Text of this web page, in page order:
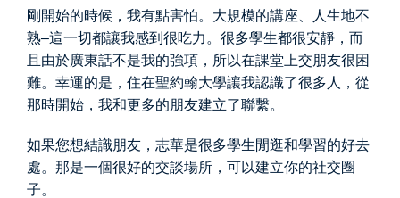
剛開始的時候，我有點害怕。大規模的講座、人生地不
熟–這一切都讓我感到很吃力。很多學生都很安靜，而
且由於廣東話不是我的強項，所以在課堂上交朋友很困
難。幸運的是，住在聖約翰大學讓我認識了很多人，從
那時開始，我和更多的朋友建立了聯繫。
如果您想結識朋友，志華是很多學生閒逛和學習的好去
處。那是一個很好的交談場所，可以建立你的社交圈
子。